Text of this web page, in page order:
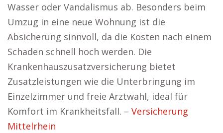
Wasser oder Vandalismus ab. Besonders beim
Umzug in eine neue Wohnung ist die
Absicherung sinnvoll, da die Kosten nach einem
Schaden schnell hoch werden. Die
Krankenhauszusatzversicherung bietet
Zusatzleistungen wie die Unterbringung im
Einzelzimmer und freie Arztwahl, ideal für
Komfort im Krankheitsfall. – Versicherung
Mittelrhein